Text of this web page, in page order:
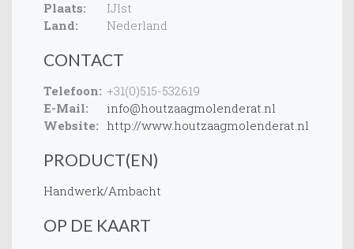
Plaats:
IJlst
Land:
Nederland
CONTACT
Telefoon: +31(0)515-532619
E-Mail:
info@houtzaagmolenderat.nl
Website: http://www.houtzaagmolenderat.nl
PRODUCT(EN)
Handwerk/Ambacht
OP DE KAART